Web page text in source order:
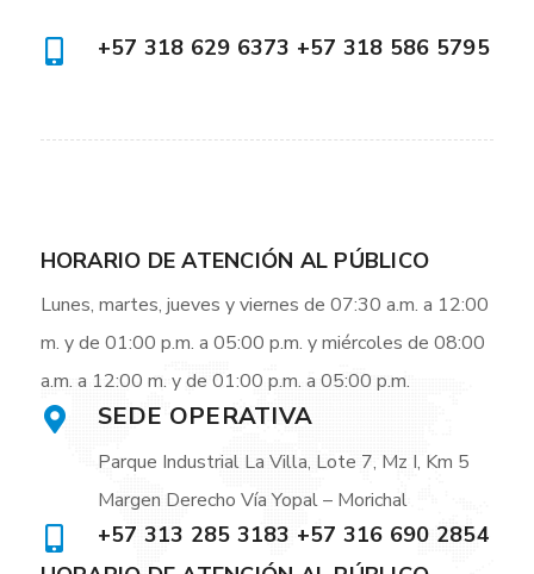
+57 318 629 6373 +57 318 586 5795
HORARIO DE ATENCIÓN AL PÚBLICO
Lunes, martes, jueves y viernes de 07:30 a.m. a 12:00
m. y de 01:00 p.m. a 05:00 p.m. y miércoles de 08:00
a.m. a 12:00 m. y de 01:00 p.m. a 05:00 p.m.
SEDE OPERATIVA
Parque Industrial La Villa, Lote 7, Mz I, Km 5
Margen Derecho Vía Yopal – Morichal
+57 313 285 3183 +57 316 690 2854